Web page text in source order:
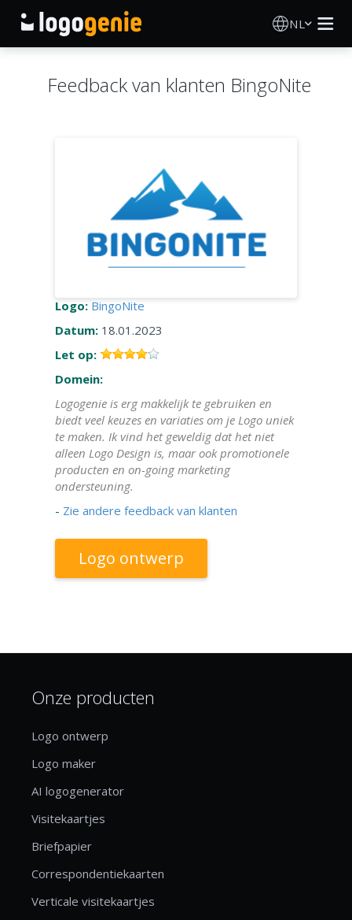
NL
Gedrukte producten
Feedback van klanten BingoNite
Logo: BingoNite
Datum: 18.01.2023
Let op:
Domein:
Logogenie is erg makkelijk te gebruiken en
biedt veel keuzes en variaties om je Logo uniek
te maken. Ik vind het geweldig dat het niet
alleen Logo Design is, maar ook promotionele
producten en on-going marketing
ondersteuning.
- Zie andere feedback van klanten
Logo ontwerp
Onze producten
Logo ontwerp
Logo maker
AI logogenerator
Visitekaartjes
Briefpapier
Correspondentiekaarten
Verticale visitekaartjes